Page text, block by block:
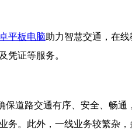
平板电脑助力智慧交通，在
凭证等服务。
道路交通有序、安全、畅
务。此外，一线业务较繁杂